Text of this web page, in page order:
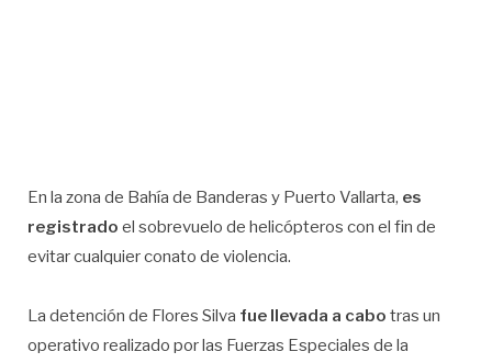
En la zona de Bahía de Banderas y Puerto Vallarta, es
registrado el sobrevuelo de helicópteros con el fin de
evitar cualquier conato de violencia.
La detención de Flores Silva fue llevada a cabo tras un
operativo realizado por las Fuerzas Especiales de la